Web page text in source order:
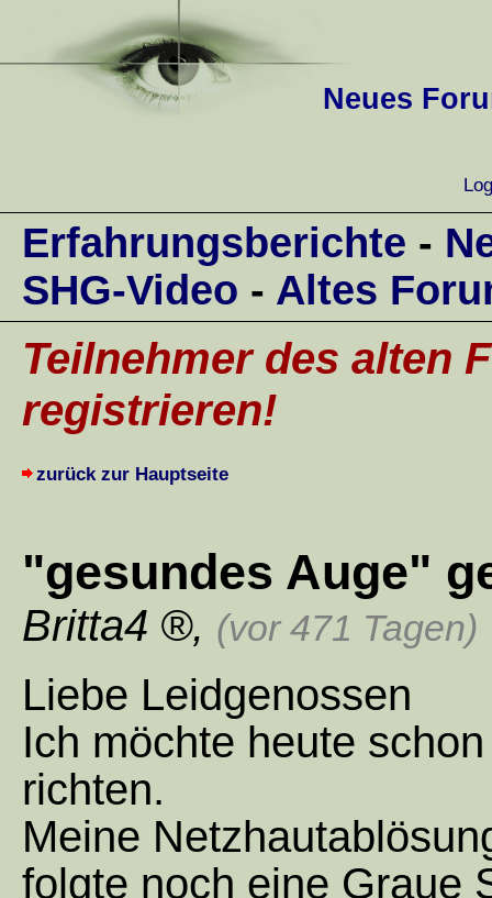
Neues
Erfahrungsberichte -
SHG-Video - Altes
Teilnehmer des alten
registrieren!
zurück zur Hauptseite
"gesundes Auge"
Britta4 , (vor 471 Tagen)
Liebe Leidgenossen
Ich möchte heute
richten.
Meine
folgte noch eine Graue